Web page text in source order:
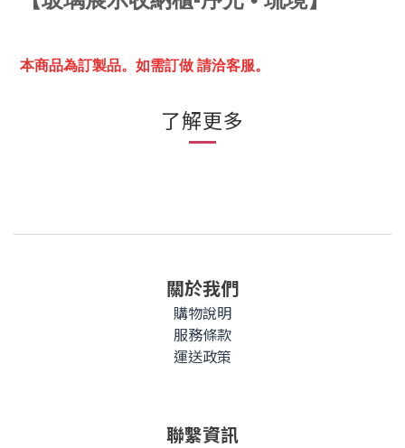
本商品為訂製品。 如需訂做 請洽客服。
了解更多
關於我們
購物說明
服務條款
運送政策
聯繫資訊